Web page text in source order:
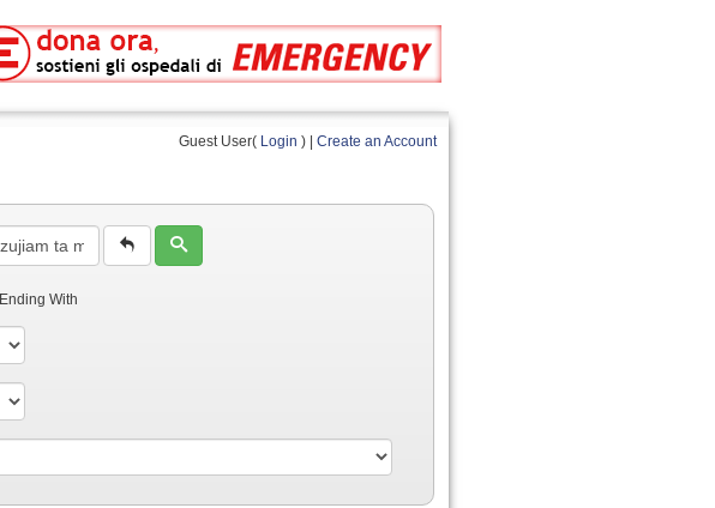
Guest User( Login ) | Create an Account
Ending With